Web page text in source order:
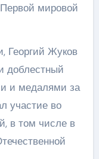
мировой
Георгий Жуков
доблестный
и медалями за
участие во
в том числе в